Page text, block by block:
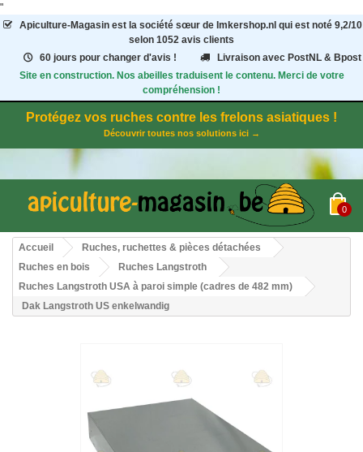
"
Apiculture-Magasinest la société sœur de Imkershop.nl qui est noté 9,2/10
selon 1052 avis clients
60 jours pour changer d'avis !
Livraison avec PostNL & Bpost
Site en construction. Nos abeilles traduisent le contenu. Merci de votre
compréhension !
Protégez vos ruches contre les frelons asiatiques !
Découvrir toutes nos solutions ici →
0
Accueil
Ruches, ruchettes & pièces détachées
Ruches en bois
Ruches Langstroth
Ruches Langstroth USA à paroi simple (cadres de 482 mm)
Dak Langstroth US enkelwandig